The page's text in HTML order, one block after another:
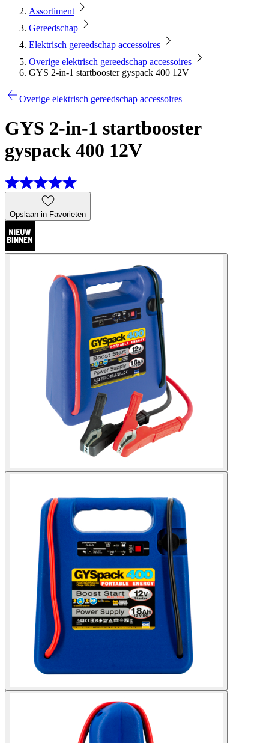
Assortiment
Gereedschap
Elektrisch gereedschap accessoires
Overige elektrisch gereedschap accessoires
GYS 2-in-1 startbooster gyspack 400 12V
Overige elektrisch gereedschap accessoires
GYS 2-in-1 startbooster
gyspack 400 12V
Opslaan in Favorieten